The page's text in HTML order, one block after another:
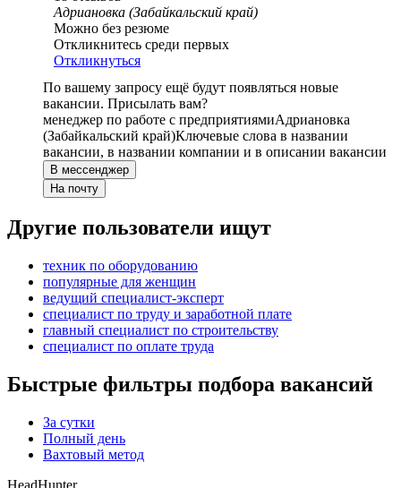
Адриановка (Забайкальский край)
Можно без резюме
Откликнитесь среди первых
Откликнуться
По вашему запросу ещё будут появляться новые
вакансии. Присылать вам?
менеджер по работе с предприятиямиАдриановка
(Забайкальский край)Ключевые слова в названии
вакансии, в названии компании и в описании вакансии
В мессенджер
На почту
Другие пользователи ищут
техник по оборудованию
популярные для женщин
ведущий специалист-эксперт
специалист по труду и заработной плате
главный специалист по строительству
специалист по оплате труда
Быстрые фильтры подбора вакансий
За сутки
Полный день
Вахтовый метод
HeadHunter